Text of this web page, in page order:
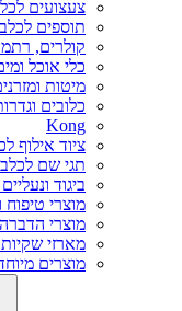
צעצועים
תוספים
קולרים,
כלי אוכל
מיטות
כלובים
Kong
ציוד אילוף
תגי שם
ביגוד
מוצרי טיפוח
מוצרי
מארזי
מוצרים